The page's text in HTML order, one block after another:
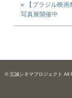
« 【ブラジル映画
写真展開催中
© 立誠シネマプロジェクト All